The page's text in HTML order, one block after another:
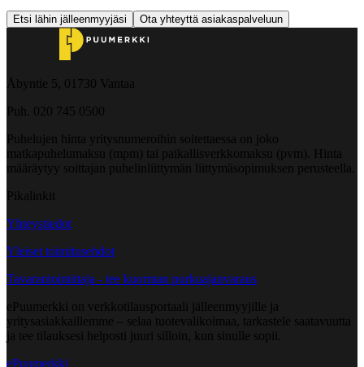
Etsi lähin jälleenmyyjäsi Ota yhteyttä asiakaspalveluun
Åbyntie 5, 01730 Vantaa
Puh. 020 745 0500
Puhelujen hinta yritysnumeroihin soitettaessa on joko
matkapuhelumaksu (mpm) tai paikallisverkkomaksu (pvm). Hinta
määräytyy soittajan puhelinliittymän liittymäsopimuksen perusteella.
Pikalinkit
Yhteystiedot
Yleiset toimitusehdot
Tavarantoimittaja - tee kuorman purkuajanvaraus
ePuumerkki on verkkotilausportaali jälleenmyyjille ja
yritysasiakkaillemme – selaa tuotevalikoimaa, tarkastele saatavuutta
ja tee tilauksesi helposti juuri silloin, kun sinulle sopii.
ePuumerkki